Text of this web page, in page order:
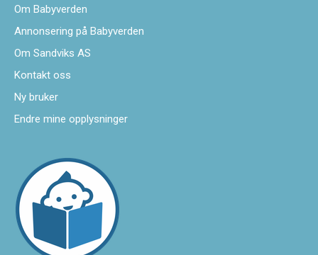
Om Babyverden
Annonsering på Babyverden
Om Sandviks AS
Kontakt oss
Ny bruker
Endre mine opplysninger